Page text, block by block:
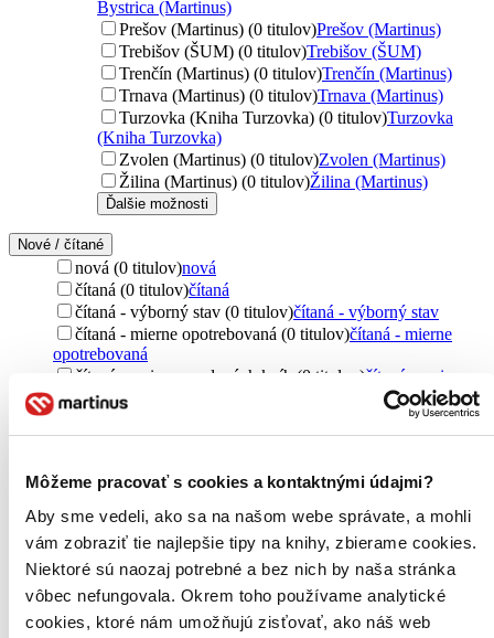
Môžeme pracovať s cookies a kontaktnými údajmi?
Aby sme vedeli, ako sa na našom webe správate, a mohli
vám zobraziť tie najlepšie tipy na knihy, zbierame cookies.
Niektoré sú naozaj potrebné a bez nich by naša stránka
vôbec nefungovala. Okrem toho používame analytické
cookies, ktoré nám umožňujú zisťovať, ako náš web
Bystrica (Martinus)
Prešov (Martinus) (0 titulov)Prešov (Martinus)
Trebišov (ŠUM) (0 titulov)Trebišov (ŠUM)
Trenčín (Martinus) (0 titulov)Trenčín (Martinus)
Trnava (Martinus) (0 titulov)Trnava (Martinus)
Turzovka (Kniha Turzovka) (0 titulov)Turzovka
(Kniha Turzovka)
Zvolen (Martinus) (0 titulov)Zvolen (Martinus)
Žilina (Martinus) (0 titulov)Žilina (Martinus)
Ďalšie možnosti
Nové / čítané
nová (0 titulov)nová
čítaná (0 titulov)čítaná
čítaná - výborný stav (0 titulov)čítaná - výborný stav
čítaná - mierne opotrebovaná (0 titulov)čítaná - mierne
opotrebovaná
čítané verzie vypredaných kníh (0 titulov)čítané verzie
vypredaných kníh
Jazyk
angličtina (551 titulov)angličtina551
slovenčina (17 titulov) slovenčina17
nemčina (7 titulov)nemčina7
francúzština (2 tituly)francúzština2
poľština (1 titul)poľština1
španielčina (1 titul)
španielčina1